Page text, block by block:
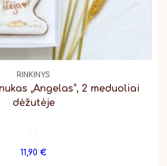
RINKINYS
„Angelas”, 2 meduoliai
dėžutėje
11,90 €